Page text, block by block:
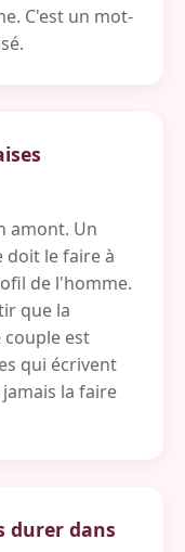
C'est un mot-
amont. Un
doit le faire à
de l'homme.
que la
couple est
qui écrivent
la faire
durer dans